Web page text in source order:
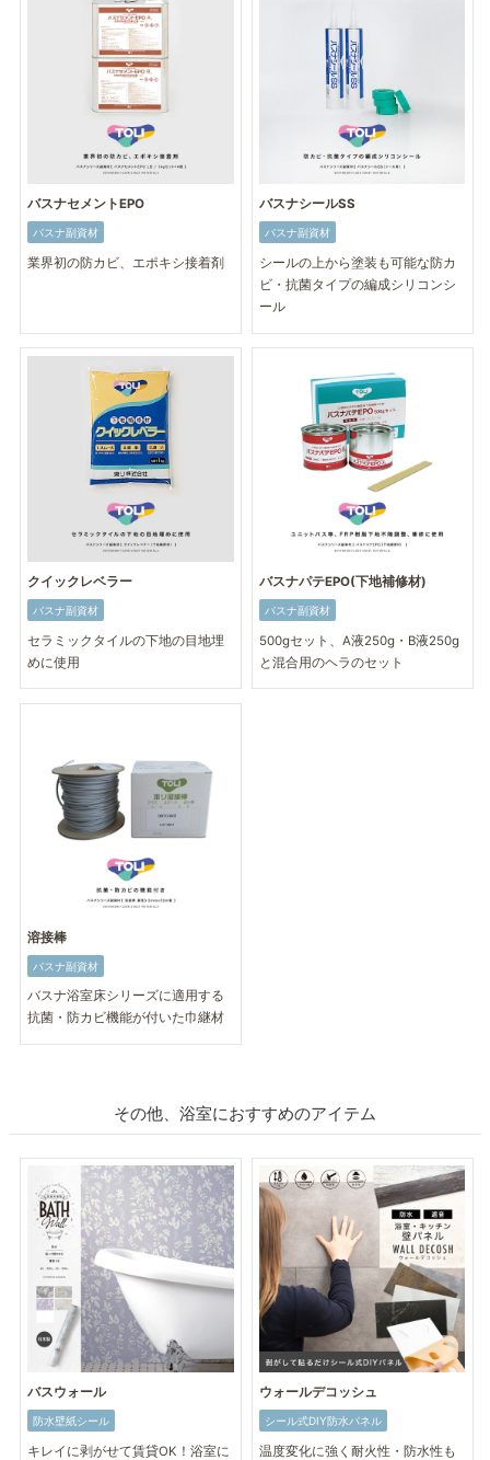
バスナセメントEPO
バスナ副資材
業界初の防カビ、エポキシ接着剤
バスナシールSS
バスナ副資材
シールの上から塗装も可能な防カ
ビ・抗菌タイプの編成シリコンシ
ール
クイックレベラー
バスナ副資材
セラミックタイルの下地の目地埋
めに使用
バスナパテEPO(下地補修材)
バスナ副資材
500gセット、A液250g・B液250g
と混合用のヘラのセット
溶接棒
バスナ副資材
バスナ浴室床シリーズに適用する
抗菌・防カビ機能が付いた巾継材
その他、浴室におすすめのアイテム
バスウォール
防水壁紙シール
キレイに剥がせて賃貸OK！浴室に
ウォールデコッシュ
シール式DIY防水パネル
温度変化に強く耐火性・防水性も